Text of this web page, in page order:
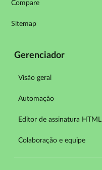
Compare
Sitemap
Gerenciador
Visão geral
Automação
Editor de assinatura HTML
Colaboração e equipe